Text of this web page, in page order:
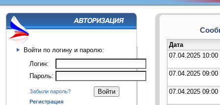
Войти по логину и паролю:
Логин:
Пароль:
Забыли пароль?
Регистрация
Дата
07.04.2025 10:00
07.04.2025 09:00
07.04.2025 09:00